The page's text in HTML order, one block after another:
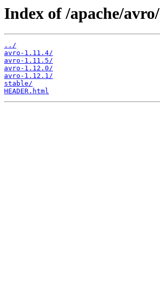
Index of /apache/avro/
../
avro-1.11.4/
avro-1.11.5/
avro-1.12.0/
avro-1.12.1/
stable/
HEADER.html